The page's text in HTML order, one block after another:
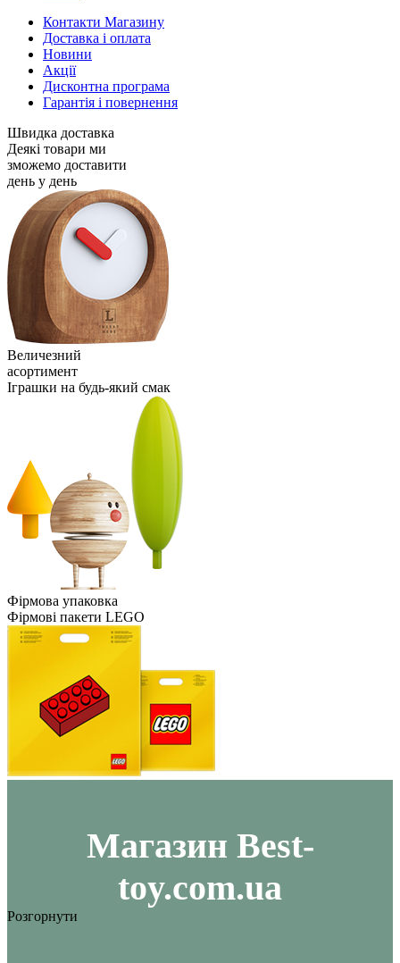
Контакти Магазину
Доставка і оплата
Новини
Акції
Дисконтна програма
Гарантія і повернення
Швидка доставка
Деякі товари ми
зможемо доставити
день у день
Величезний
асортимент
Іграшки на будь-який смак
Фірмова упаковка
Фірмові пакети LEGO
Maгазин Best-
toy.com.ua
Розгорнути